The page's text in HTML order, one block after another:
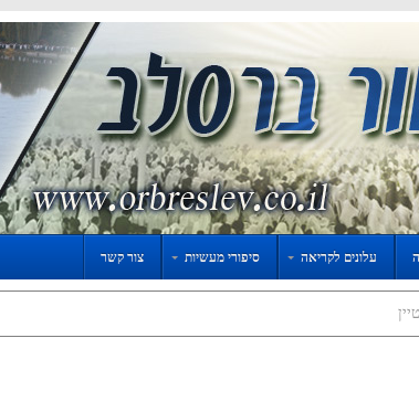
עלונים לקריאה סיפורי מעשיות צור קשר